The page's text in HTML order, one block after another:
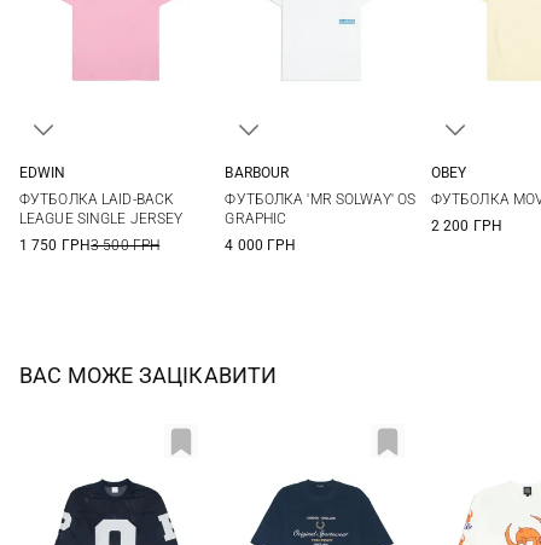
XL
EDWIN
ФУТБОЛКА LAID-BACK
LEAGUE SINGLE JERSEY
1 750 ГРН3 500 ГРН
BARBOUR
ФУТБОЛКА 'MR SOLWAY' OS
GRAPHIC
4 000 ГРН
OBEY
ФУТБОЛКА
2 200 ГРН
ВАС МОЖЕ ЗАЦІКАВИТИ